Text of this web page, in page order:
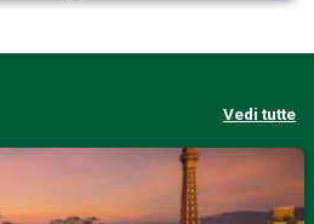
Vedi tutte